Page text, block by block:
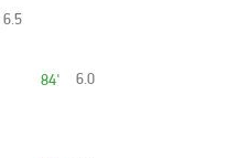
6.5
84' 6.0